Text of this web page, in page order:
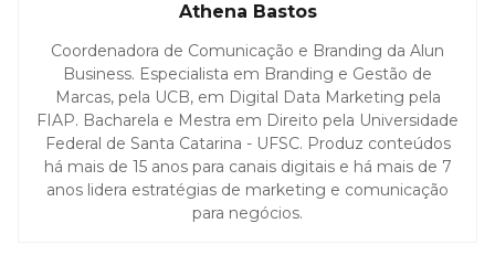
Athena Bastos
Coordenadora de Comunicação e Branding da Alun
Business. Especialista em Branding e Gestão de
Marcas, pela UCB, em Digital Data Marketing pela
FIAP. Bacharela e Mestra em Direito pela Universidade
Federal de Santa Catarina - UFSC. Produz conteúdos
há mais de 15 anos para canais digitais e há mais de 7
anos lidera estratégias de marketing e comunicação
para negócios.